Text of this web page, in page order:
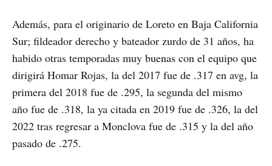
Además, para el originario de Loreto en Baja California
Sur; fildeador derecho y bateador zurdo de 31 años, ha
habido otras temporadas muy buenas con el equipo que
dirigirá Homar Rojas, la del 2017 fue de .317 en avg, la
primera del 2018 fue de .295, la segunda del mismo
año fue de .318, la ya citada en 2019 fue de .326, la del
2022 tras regresar a Monclova fue de .315 y la del año
pasado de .275.